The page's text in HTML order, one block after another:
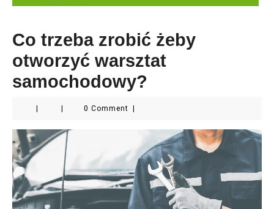
Co trzeba zrobić żeby
otworzyć warsztat
samochodowy?
0 Comment